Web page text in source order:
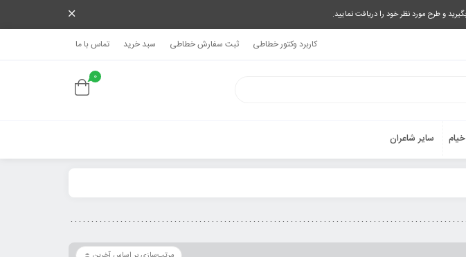
کاربرد وکتور خطاطی ثبت سفارش خطاطی سبد خرید تماس با ما
0
خیام سایر شاعران